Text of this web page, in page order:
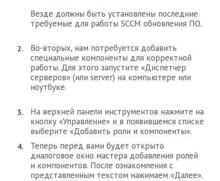
Везде должны быть установлены последние
требуемые для работы SCCM обновления ПО.
Во-вторых, нам потребуется добавить
специальные компоненты для корректной
работы. Для этого запустите «Диспетчер
серверов» (или server) на компьютере или
ноутбуке.
На верхней панели инструментов нажмите на
кнопку «Управление» и в появившемся списке
выберите «Добавить роли и компоненты».
Теперь перед вами будет открыто
диалоговое окно мастера добавления ролей
и компонентов. После ознакомления с
представленным текстом нажимаем «Далее».